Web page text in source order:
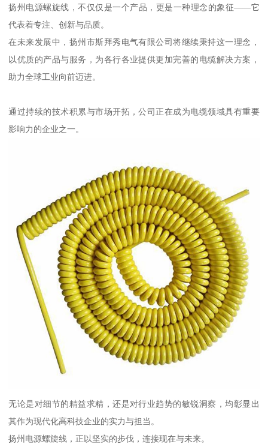
扬州电源螺旋线，不仅仅是一个产品，更是一种理念的象征——它
代表着专注、创新与品质。
在未来发展中，扬州市斯拜秀电气有限公司将继续秉持这一理念，
以优质的产品与服务，为各行各业提供更加完善的电缆解决方案，
助力全球工业向前迈进。
通过持续的技术积累与市场开拓，公司正在成为电缆领域具有重要
影响力的企业之一。
无论是对细节的精益求精，还是对行业趋势的敏锐洞察，均彰显出
其作为现代化高科技企业的实力与担当。
扬州电源螺旋线，正以坚实的步伐，连接现在与未来。